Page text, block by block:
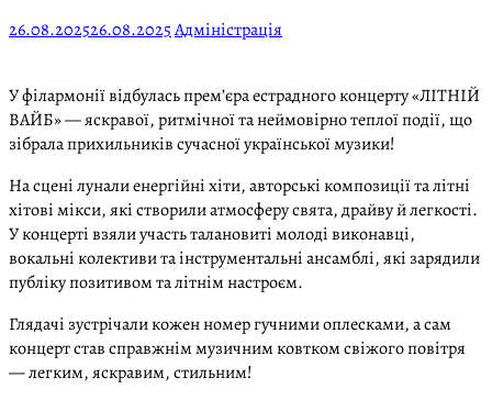
26.08.202526.08.2025Адміністрація
У філармонії відбулась прем’єра естрадного концерту «ЛІТНІЙ
ВАЙБ» — яскравої, ритмічної та неймовірно теплої події, що
зібрала прихильників сучасної української музики!
На сцені лунали енергійні хіти, авторські композиції та літні
хітові мікси, які створили атмосферу свята, драйву й легкості.
У концерті взяли участь талановиті молоді виконавці,
вокальні колективи та інструментальні ансамблі, які зарядили
публіку позитивом та літнім настроєм.
Глядачі зустрічали кожен номер гучними оплесками, а сам
концерт став справжнім музичним ковтком свіжого повітря
— легким, яскравим, стильним!